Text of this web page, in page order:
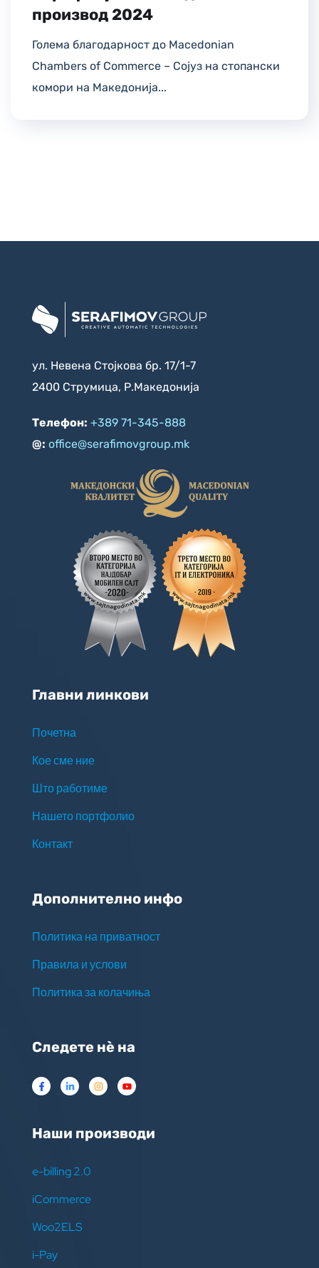
производ 2024
Голема благодарност до Macedonian
Chambers of Commerce – Сојуз на стопански
комори на Македонија...
ул. Невена Стојкова бр. 17/1-7
2400 Струмица, Р.Македонија
Телефон: +389 71-345-888
@: office@serafimovgroup.mk
Главни линкови
Почетна
Кое сме ние
Што работиме
Нашето портфолио
Контакт
Дополнително инфо
Политика на приватност
Правила и услови
Политика за колачиња
Следете нѐ на
Наши производи
e-billing 2.0
iCommerce
Woo2ELS
i-Pay